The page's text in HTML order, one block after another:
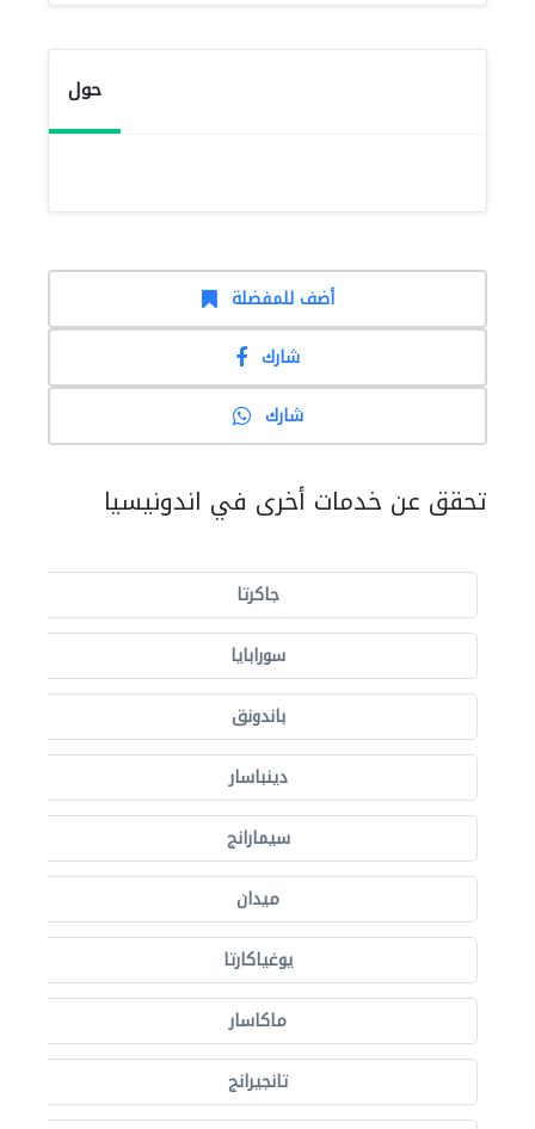
حول
أضف للمفضلة
شارك
شارك
تحقق عن خدمات أخرى في اندونيسيا
جاكرتا
سورابايا
باندونق
دينباسار
سيمارانج
ميدان
يوغياكارتا
ماكاسار
تانجيرانج